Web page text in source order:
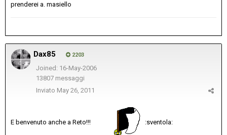
prenderei a. masiello
Dax85 2203
Joined: 16-May-2006
13807 messaggi
Inviato May 26, 2011
E benvenuto anche a Reto!!! :sventola: